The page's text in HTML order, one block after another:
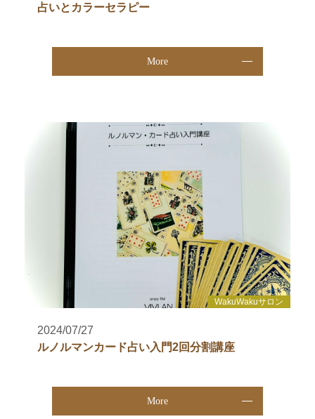
占いとカラーセラピー
More
WakuWakuサロン
2024/07/27
ルノルマンカード占い入門2回分割講座
More